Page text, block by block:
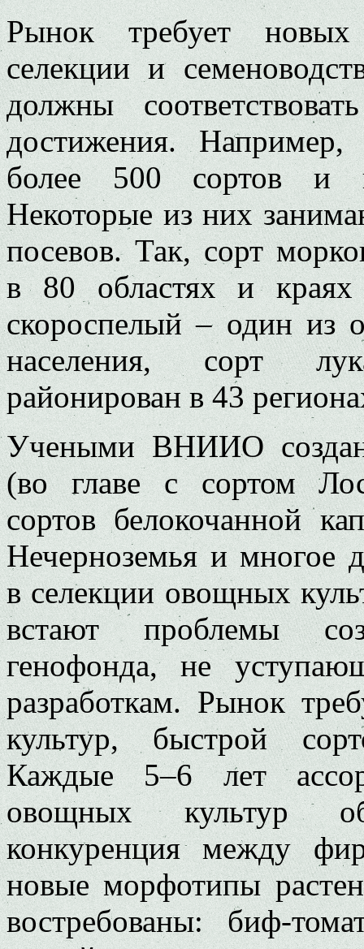
Рынок требует новых
селекции и
должны
достижения.
более 500 сортов и
Некоторые из них
посевов. Так, сорт
в 80 областях и
скороспелый – один из
населения, сорт
районирован в 43
Учеными ВНИИО
(во главе с сортом
сортов белокочанной
Нечерноземья и многое
в селекции овощных
встают проблемы
генофонда, не
разработкам. Рынок
культур, быстрой
Каждые 5–6 лет
овощных культур
конкуренция между
новые морфотипы
востребованы: биф-